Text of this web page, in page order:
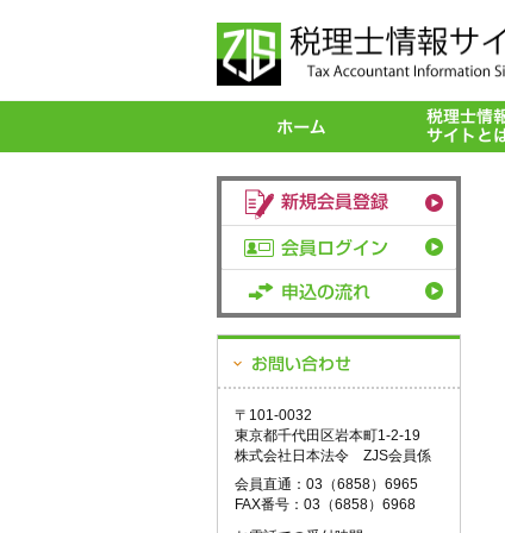
〒101-0032
東京都千代田区岩本町1-2-19
株式会社日本法令 ZJS会員係
会員直通：03（6858）6965
FAX番号：03（6858）6968